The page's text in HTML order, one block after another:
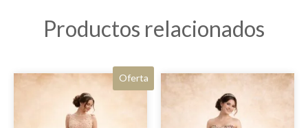
Productos relacionados
Oferta